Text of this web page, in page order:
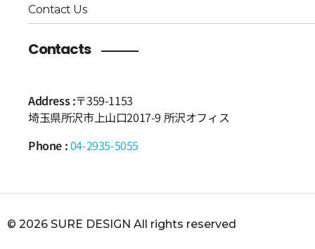
Contact Us
Contacts
Address :〒359-1153
埼玉県所沢市上山口2017-9 所沢オフィス
Phone :04-2935-5055
© 2026 SURE DESIGN All rights reserved